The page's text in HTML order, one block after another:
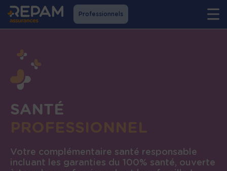
Professionnels
SANTÉ
Votre complémentaire santé responsable
incluant les garanties du 100% santé, ouverte